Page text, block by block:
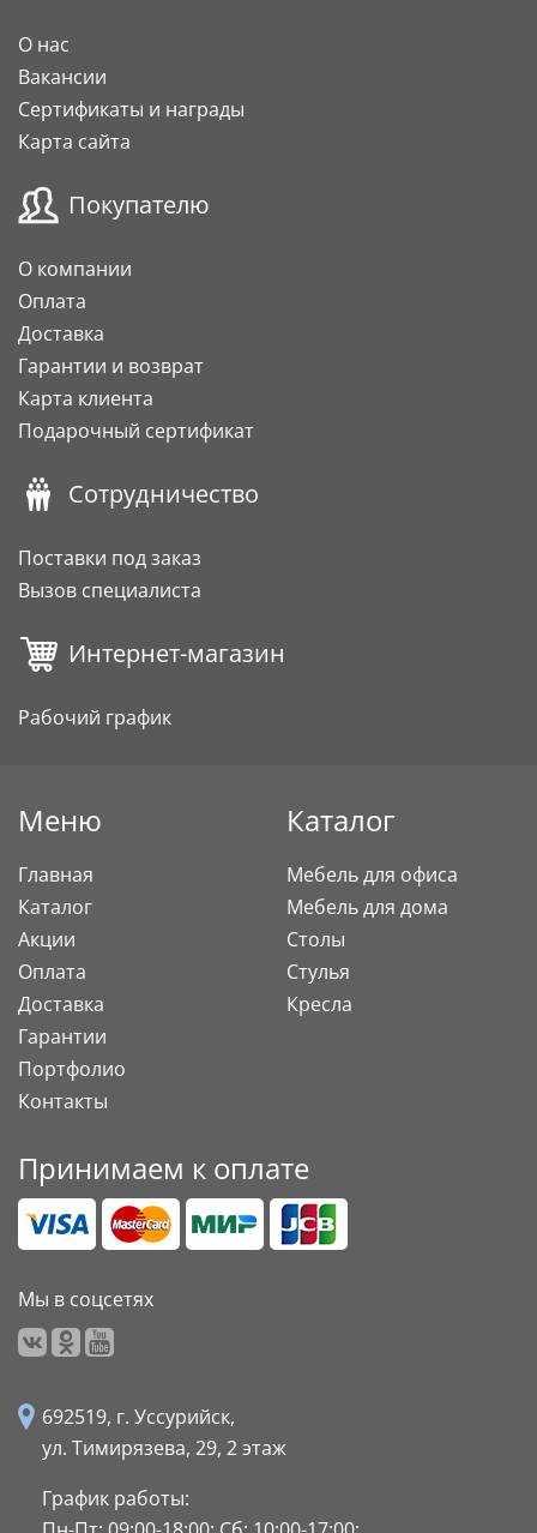
О нас
Вакансии
Сертификаты и награды
Карта сайта
Покупателю
О компании
Оплата
Доставка
Гарантии и возврат
Карта клиента
Подарочный сертификат
Сотрудничество
Поставки под заказ
Вызов специалиста
Интернет-магазин
Рабочий график
Меню
Главная
Каталог
Акции
Оплата
Доставка
Гарантии
Портфолио
Контакты
Каталог
Мебель для офиса
Мебель для дома
Столы
Стулья
Кресла
Принимаем к оплате
Мы в соцсетях
692519, г. Уссурийск,
ул. Тимирязева, 29, 2 этаж
График работы: